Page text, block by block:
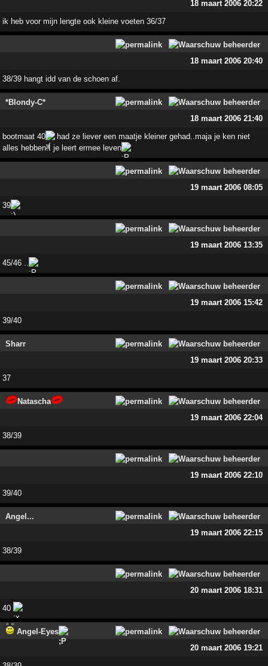
18 maart 2006 20:22
ik heb voor mijn lengte ook kleine voeten 36/37
18 maart 2006 20:40
38/39 hangt idd van de schoen af.
*Blondy-C*
18 maart 2006 21:40
bootmaat 40
had ze liever een maatje kleiner gehad..maja je ken niet
alles hebben!! je leert ermee leven
19 maart 2006 08:05
39
19 maart 2006 13:35
45/46 ..
19 maart 2006 15:42
39/40
Sharr
19 maart 2006 20:33
37
Natascha
19 maart 2006 22:04
38/39
19 maart 2006 22:10
39/40
Angel...
19 maart 2006 22:15
38/39
20 maart 2006 18:31
40
Angel-Eyes
20 maart 2006 19:21